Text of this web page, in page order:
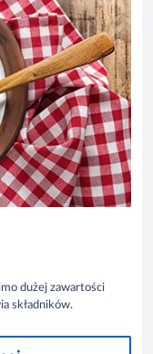
dużej zawartości
składników.